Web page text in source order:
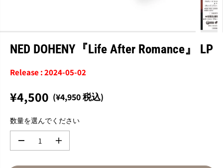
NED DOHENY『Life After Romance』 LP
Release : 2024-05-02
通
価
格
¥4,500 (¥4,950 税込)
完
数量を選んでください
数